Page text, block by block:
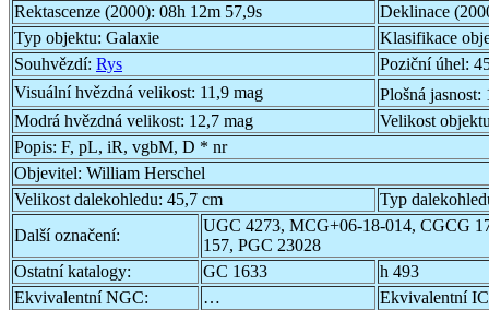
Rektascenze (2000): 08h 12m 57,9s
Deklinace
Typ objektu: Galaxie
Klasifikace
Souhvězdí: Rys Poziční úhel:
Visuální hvězdná velikost: 11,9 mag Plošná jasnost:
Modrá hvězdná velikost: 12,7 mag
Velikost
Popis: F, pL, iR, vgbM, D * nr
Objevitel: William Herschel
Velikost dalekohledu: 45,7 cm
Typ
Další označení:
UGC 4273, MCG+06-18-014, CGCG
157, PGC 23028
Ostatní katalogy:
GC 1633
h 493
Ekvivalentní NGC:
…
Ekvivalentní